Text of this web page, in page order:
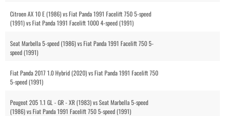
Citroen AX 10 E (1986) vs Fiat Panda 1991 Facelift 750 5-speed
(1991) vs Fiat Panda 1991 Facelift 1000 4-speed (1991)
Seat Marbella 5-speed (1986) vs Fiat Panda 1991 Facelift 750 5-
speed (1991)
Fiat Panda 2017 1.0 Hybrid (2020) vs Fiat Panda 1991 Facelift 750
5-speed (1991)
Peugeot 205 1.1 GL - GR - XR (1983) vs Seat Marbella 5-speed
(1986) vs Fiat Panda 1991 Facelift 750 5-speed (1991)